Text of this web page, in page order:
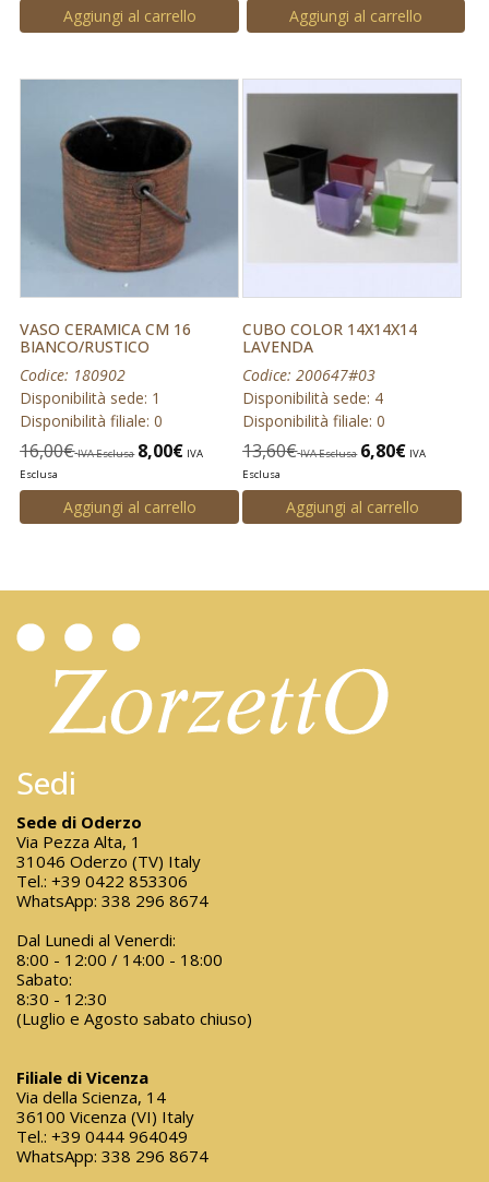
Aggiungi al carrello Aggiungi al carrello
VASO CERAMICA CM 16
BIANCO/RUSTICO
Codice: 180902
Disponibilità sede: 1
Disponibilità filiale: 0
16,00€ IVA Esclusa 8,00€ IVA
Esclusa
Aggiungi al carrello
CUBO COLOR 14X14X14
LAVENDA
Codice: 200647#03
Disponibilità sede: 4
Disponibilità filiale: 0
13,60€ IVA Esclusa 6,80€ IVA
Esclusa
Aggiungi al carrello
Sedi
Sede di Oderzo
Via Pezza Alta, 1
31046 Oderzo (TV) Italy
Tel.: +39 0422 853306
WhatsApp: 338 296 8674
Dal Lunedi al Venerdi:
8:00 - 12:00 / 14:00 - 18:00
Sabato:
8:30 - 12:30
(Luglio e Agosto sabato chiuso)
Filiale di Vicenza
Via della Scienza, 14
36100 Vicenza (VI) Italy
Tel.: +39 0444 964049
WhatsApp: 338 296 8674